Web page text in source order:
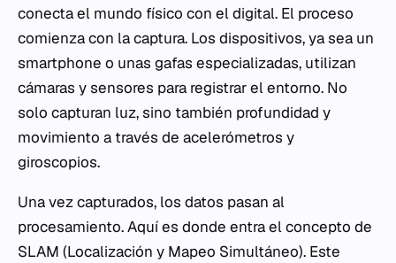
conecta el mundo físico con el digital. El proceso
comienza con la captura. Los dispositivos, ya sea un
smartphone o unas gafas especializadas, utilizan
cámaras y sensores para registrar el entorno. No
solo capturan luz, sino también profundidad y
movimiento a través de acelerómetros y
giroscopios.
Una vez capturados, los datos pasan al
procesamiento. Aquí es donde entra el concepto de
SLAM (Localización y Mapeo Simultáneo). Este